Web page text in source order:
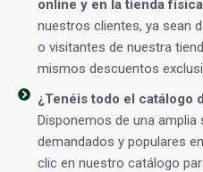
online y en la tienda
nuestros clientes, ya sean
o visitantes de nuestra
mismos descuentos
¿Tenéis todo el catálogo
Disponemos de una
demandados y populares
clic en nuestro catálogo